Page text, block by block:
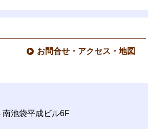
お問合せ・アクセス・地図
南池袋平成ビル6F